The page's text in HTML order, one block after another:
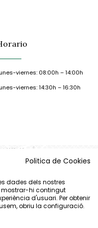
viernes: 08:00h – 14:00h
viernes: 14:30h – 16:30h
Politica de Cookies
dades dels nostres
mostrar-hi contingut
d'usuari. Per obtenir
obriu la configuració.